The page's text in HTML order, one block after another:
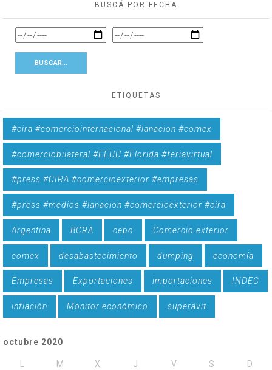
BUSCÁ POR FECHA
ETIQUETAS
#cira #comerciointernacional #lanacion #comex
#comerciobilateral #EEUU #Florida #feriavirtual
#press #CIRA #comercioexterior #empresas
#press #medios #lanacion #comercioexterior #cira
Argentina BCRA cepo Comercio exterior
comex desabastecimiento dumping economía
Empresas Exportaciones importaciones INDEC
inflación Monitor económico superávit
octubre 2020
M X J V S D